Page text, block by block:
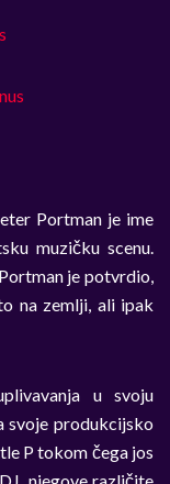
Portman je ime
muzičku scenu.
je potvrdio,
na zemlji, ali ipak
u svoju
svoje produkcijsko
P tokom čega jos